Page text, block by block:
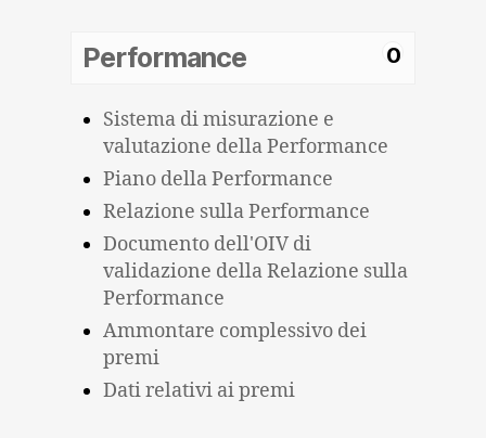
0
Performance
Sistema di misurazione e
valutazione della Performance
Piano della Performance
Relazione sulla Performance
Documento dell'OIV di
validazione della Relazione sulla
Performance
Ammontare complessivo dei
premi
Dati relativi ai premi